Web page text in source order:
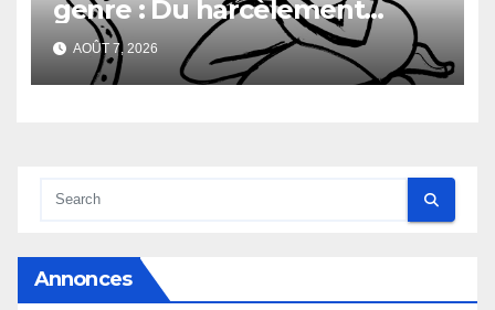
genre : Du harcèlement
sexuel
AOÛT 7, 2026
Annonces